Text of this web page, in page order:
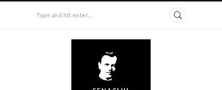
Type and hit enter...